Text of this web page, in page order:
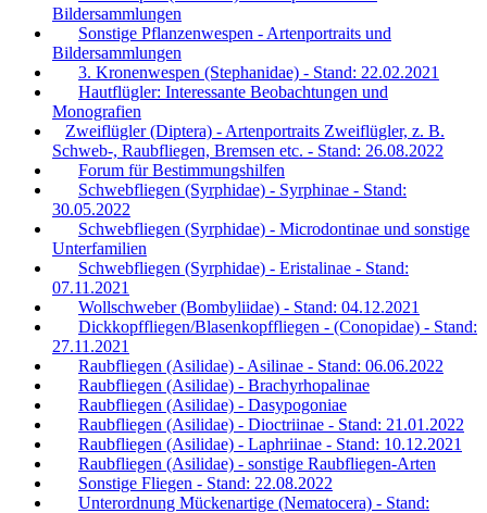
Bildersammlungen
Sonstige Pflanzenwespen - Artenportraits und
Bildersammlungen
3. Kronenwespen (Stephanidae) - Stand: 22.02.2021
Hautflügler: Interessante Beobachtungen und
Monografien
Zweiflügler (Diptera) - Artenportraits Zweiflügler, z. B.
Schweb-, Raubfliegen, Bremsen etc. - Stand: 26.08.2022
Forum für Bestimmungshilfen
Schwebfliegen (Syrphidae) - Syrphinae - Stand:
30.05.2022
Schwebfliegen (Syrphidae) - Microdontinae und sonstige
Unterfamilien
Schwebfliegen (Syrphidae) - Eristalinae - Stand:
07.11.2021
Wollschweber (Bombyliidae) - Stand: 04.12.2021
Dickkopffliegen/Blasenkopffliegen - (Conopidae) - Stand:
27.11.2021
Raubfliegen (Asilidae) - Asilinae - Stand: 06.06.2022
Raubfliegen (Asilidae) - Brachyrhopalinae
Raubfliegen (Asilidae) - Dasypogoniae
Raubfliegen (Asilidae) - Dioctriinae - Stand: 21.01.2022
Raubfliegen (Asilidae) - Laphriinae - Stand: 10.12.2021
Raubfliegen (Asilidae) - sonstige Raubfliegen-Arten
Sonstige Fliegen - Stand: 22.08.2022
Unterordnung Mückenartige (Nematocera) - Stand: